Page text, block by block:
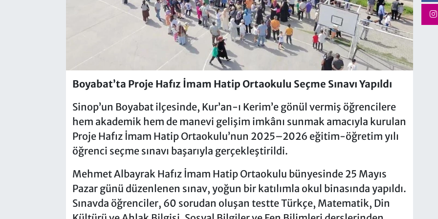
Boyabat’ta Proje Hafız İmam Hatip Ortaokulu Seçme Sınavı Yapıldı
Sinop’un Boyabat ilçesinde, Kur’an-ı Kerim’e gönül vermiş öğrencilere
hem akademik hem de manevi gelişim imkânı sunmak amacıyla kurulan
Proje Hafız İmam Hatip Ortaokulu’nun 2025–2026 eğitim-öğretim yılı
öğrenci seçme sınavı başarıyla gerçekleştirildi.
Mehmet Albayrak Hafız İmam Hatip Ortaokulu bünyesinde 25 Mayıs
Pazar günü düzenlenen sınav, yoğun bir katılımla okul binasında yapıldı.
Sınavda öğrenciler, 60 sorudan oluşan testte Türkçe, Matematik, Din